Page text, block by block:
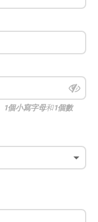
1個小寫字母和1個數